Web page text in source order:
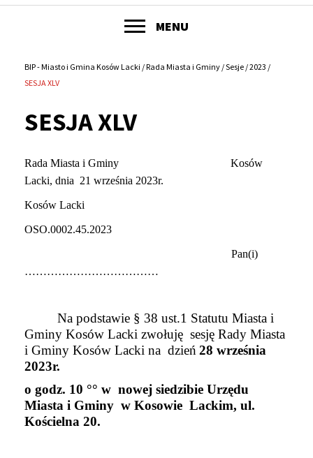
menu
serwisu
POKAŻ
MENU
Ścieżka
nawigacyjna
BIP - Miasto i Gmina Kosów Lacki Rada Miasta i Gminy Sesje 2023
SESJA XLV
SESJA XLV
Rada Miasta i Gminy Kosów
Lacki, dnia 21 września 2023r.
Kosów Lacki
OSO.0002.45.2023
Pan(i)
………………………………
Na podstawie § 38 ust.1 Statutu Miasta i
Gminy Kosów Lacki zwołuję sesję Rady Miasta
i Gminy Kosów Lacki na dzień28 września
2023r.
o godz. 10 °° w nowej siedzibie Urzędu
Miasta i Gminy w Kosowie Lackim, ul.
Kościelna 20.